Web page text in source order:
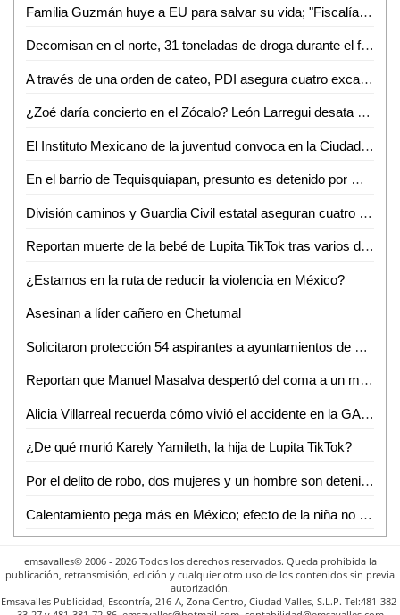
Familia Guzmán huye a EU para salvar su vida; "Fiscalía accedió a protegerla"
Decomisan en el norte, 31 toneladas de droga durante el fin de semana
A través de una orden de cateo, PDI asegura cuatro excavadoras en Ciudad Valles
¿Zoé daría concierto en el Zócalo? León Larregui desata rumores por un misterioso tuit
El Instituto Mexicano de la juventud convoca en la Ciudad de México, a la jornada nacional de tequios por la paz y contra las adicciones
En el barrio de Tequisquiapan, presunto es detenido por Guardia Civil estatal tras asegurarle arma blanca
División caminos y Guardia Civil estatal aseguran cuatro unidades con reporte de robo
Reportan muerte de la bebé de Lupita TikTok tras varios días hospitalizada
¿Estamos en la ruta de reducir la violencia en México?
Asesinan a líder cañero en Chetumal
Solicitaron protección 54 aspirantes a ayuntamientos de Veracruz
Reportan que Manuel Masalva despertó del coma a un mes de haber contraído una bacteria
Alicia Villarreal recuerda cómo vivió el accidente en la GAM; "donde cayó todo fue en el camerino"
¿De qué murió Karely Yamileth, la hija de Lupita TikTok?
Por el delito de robo, dos mujeres y un hombre son detenidos por Guardia Civil estatal
Calentamiento pega más en México; efecto de la niña no enfría al planeta
emsavalles© 2006 - 2026 Todos los derechos reservados. Queda prohibida la
publicación, retransmisión, edición y cualquier otro uso de los contenidos sin previa
autorización.
Emsavalles Publicidad, Escontría, 216-A, Zona Centro, Ciudad Valles, S.L.P. Tel:481-382-